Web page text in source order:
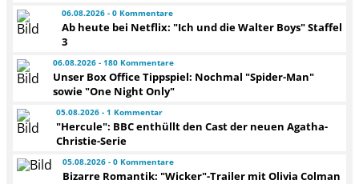
06.08.2026 - 0 Kommentare
Ab heute bei Netflix: "Ich und die Walter Boys" Staffel
3
06.08.2026 - 180 Kommentare
Unser Box Office Tippspiel: Nochmal "Spider-Man"
sowie "One Night Only"
05.08.2026 - 1 Kommentar
"Hercule": BBC enthüllt den Cast der neuen Agatha-
Christie-Serie
05.08.2026 - 0 Kommentare
Bizarre Romantik: "Wicker"-Trailer mit Olivia Colman